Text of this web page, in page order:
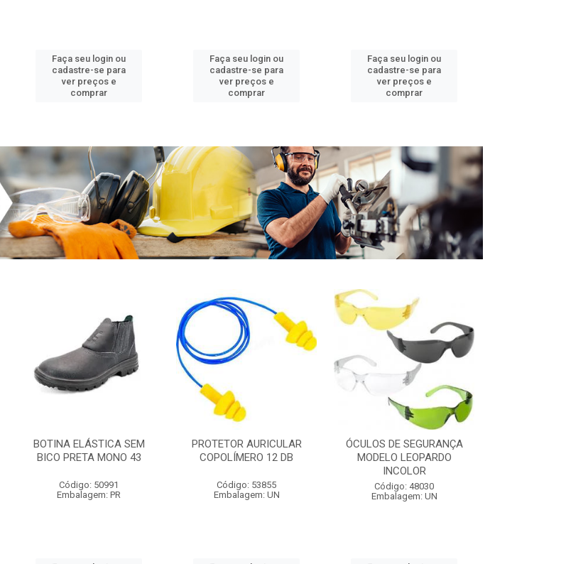
Faça seu login ou
cadastre-se para
ver preços e
comprar
Faça seu login ou
cadastre-se para
ver preços e
comprar
Faça seu login ou
cadastre-se para
ver preços e
comprar
BOTINA ELÁSTICA SEM
BICO PRETA MONO 43
Código: 50991
Embalagem: PR
PROTETOR AURICULAR
COPOLÍMERO 12 DB
Código: 53855
Embalagem: UN
ÓCULOS DE SEGURANÇA
MODELO LEOPARDO
INCOLOR
Código: 48030
Embalagem: UN